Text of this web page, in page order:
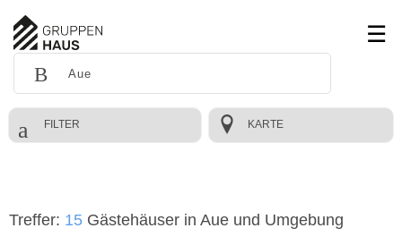
FILTER KARTE
Treffer: 15 Gästehäuser in Aue und Umgebung